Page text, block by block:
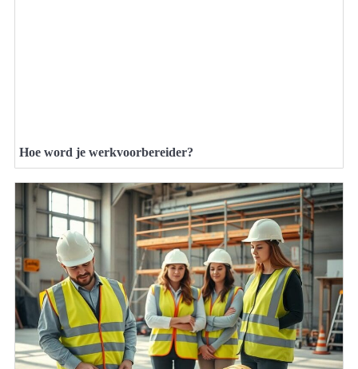
Hoe word je werkvoorbereider?